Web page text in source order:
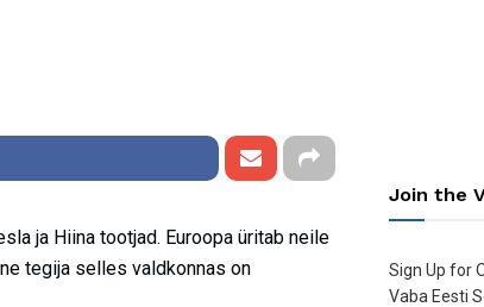
ja Hiina tootjad. Euroopa üritab neile
tegija selles valdkonnas on
Join the
Sign Up for
Vaba Eesti